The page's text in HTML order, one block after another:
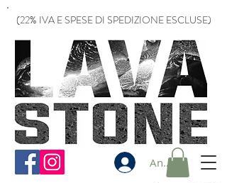
Anmelden
(22% IVA E SPESE DI SPEDIZIONE ESCLUSE)